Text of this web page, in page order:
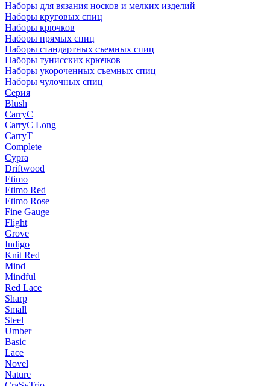
Наборы для вязания носков и мелких изделий
Наборы круговых спиц
Наборы крючков
Наборы прямых спиц
Наборы стандартных съемных спиц
Наборы тунисских крючков
Наборы укороченных съемных спиц
Наборы чулочных спиц
Серия
Blush
CarryC
CarryC Long
CarryT
Complete
Cypra
Driftwood
Etimo
Etimo Red
Etimo Rose
Fine Gauge
Flight
Grove
Indigo
Knit Red
Mind
Mindful
Red Lace
Sharp
Small
Steel
Umber
Basic
Lace
Novel
Nature